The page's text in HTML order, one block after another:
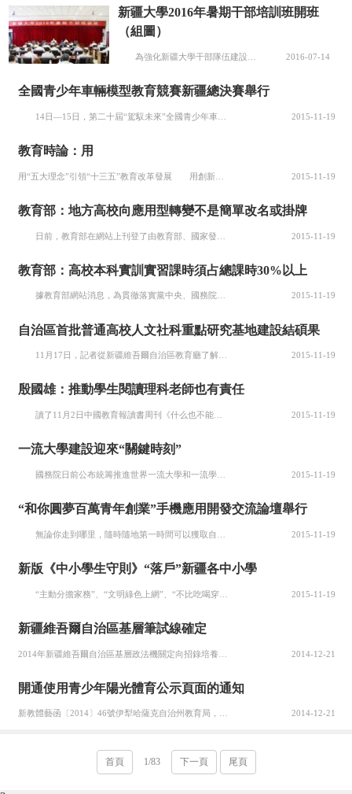
新疆大學2016年暑期干部培訓班開班
（組圖）
2016-07-14
全國青少年車輛模型教育競賽新疆總決賽舉行
2015-11-19
教育時論：用
2015-11-19
教育部：地方高校向應用型轉變不是簡單改名或掛牌
2015-11-19
教育部：高校本科實訓實習課時須占總課時30%以上
據教育部網站消息，為貫徹落實黨中央、國務院關于引導部分地方普通本科高校向應用型轉變(以下簡稱轉型發展)的決策部署，推動高校轉型發展，現提出如下意見。 一、重要意義 當前，我國已經建成了世界上最大規模的高等教育體系，為現代化建設作出了巨大貢獻。但隨著經濟發展進入新常態，人才供給與需求關系深刻變... 2015-11-19
自治區首批普通高校人文社科重點研究基地建設結碩果
11月17日，記者從新疆維吾爾自治區教育廳了解到，近日自治區召開了首批自治區普通高校人文社科重點研究基地建設總結驗收會，并對實施第二輪高校人文社會科學重點研究基地建設進行了部署，將進一步推進人文社會科學相關領域協同創新和高校智庫建設，進一步加大對喀什大學等南疆高校布點支持和資金投入力度。 20... 2015-11-19
殷國雄：推動學生閱讀理科老師也有責任
讀了11月2日中國教育報讀書周刊《什么也不能替代科普閱讀》一文，我便和兩個物理老師聊起了這個話題，大家都深有感觸，覺得科普教育在中學幾乎為零。其實，對于基礎好一點的學生，曹天元、費曼、霍金的書，理科老師是應該推薦給學生讀的。目前的理科教材中只有公式，實驗背景和實驗過程介紹得過于簡單，大大忽視了其... 2015-11-19
一流大學建設迎來“關鍵時刻”
國務院日前公布統籌推進世界一流大學和一流學科(以下簡稱“雙一流”)建設方案，明確了時間表和路線圖，國內外輿論都給予高度評價。但是，也有人提出教育是慢工出細活，不可操之過急;還有人擔心會造成一哄而上，影響“雙一流”建設的成效。 說實話，筆者也曾有過同樣的擔心。但仔細品味了近日兩則有關“順序”的新... 2015-11-19
“和你圓夢百萬青年創業”手機應用開發交流論壇舉行
2015-11-19
新版《中小學生守則》“落戶”新疆各中小學
“主動分擔家務”、“文明綠色上網”、“不比吃喝穿戴”……由教育部重新修訂的《中小學生守則》(以下簡稱新版《守則》)將在新疆各中小學實施。 11月17日，記者從自治區教育廳了解到，近日，自治區教育廳已通知我區各地及各級行政教育部門，對新版《守則》進行了解及學習，教育廳正在進行新版《守則》具體實施... 2015-11-19
新疆維吾爾自治區基層筆試線確定
2014-12-21
開通使用青少年陽光體育公示頁面的通知
新教體藝函〔2014〕46號伊犁哈薩克自治州教育局，各地、州、市教育局，各高等學校，各區屬中等職業學校，各直屬中學：為貫徹落實《教育部關于印發等三個文件的通知》(教體藝［2014］3號)精神，支持各地和學校在陽光體育互動平臺(英文域名：www.sunnysports.org.cn,中文域名：陽光體育 2014-12-21
首頁 1/83 下一頁 尾頁